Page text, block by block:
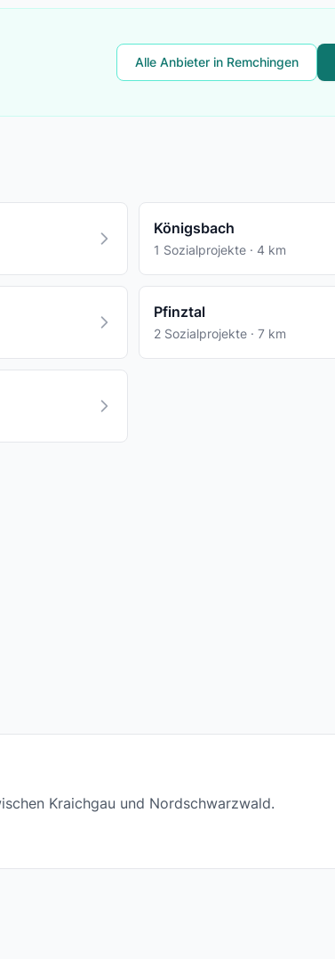
Alle Anbieter in Remchingen
Königsbach
1 Sozialprojekte · 4 km
Pfinztal
2 Sozialprojekte · 7 km
Kraichgau und Nordschwarzwald.